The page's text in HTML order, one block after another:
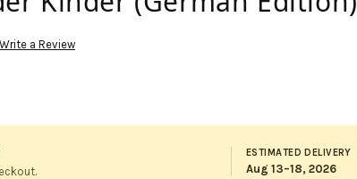
Write a Review
ESTIMATED DELIVERY
Aug 13–18, 2026